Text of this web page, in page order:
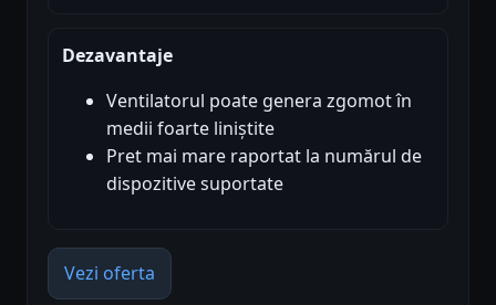
Dezavantaje
Ventilatorul poate genera zgomot în
medii foarte liniștite
Pret mai mare raportat la numărul de
dispozitive suportate
Vezi oferta